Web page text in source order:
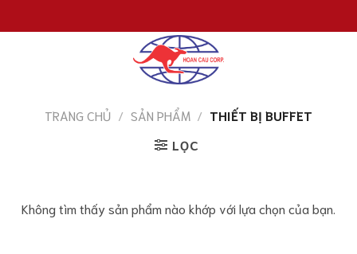
đến
TRANG CHỦ / SẢN PHẨM / THIẾT BỊ BUFFET
LỌC
Không tìm thấy sản phẩm nào khớp với lựa chọn của bạn.